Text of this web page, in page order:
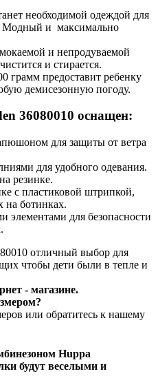
необходимой одеждой для
Модный и максимально
и непродуваемой
и стирается.
грамм предоставит ребенку
демисезонную погоду.
36080010 оснащен:
для защиты от ветра
для удобного одевания.
резинке.
с пластиковой штрипкой,
на ботинках.
элементами для безопасности
отличный выбор для
чтобы дети были в тепле и
- магазине.
или обратитесь к нашему
Huppa
будут веселыми и